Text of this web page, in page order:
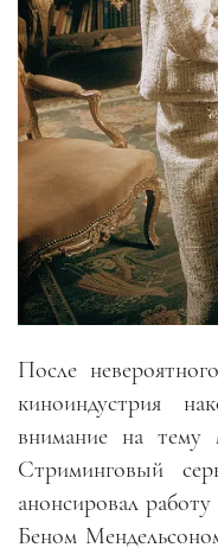
После
киноиндустрия
внимание на тему
Стриминговый
анонсировал
Беном